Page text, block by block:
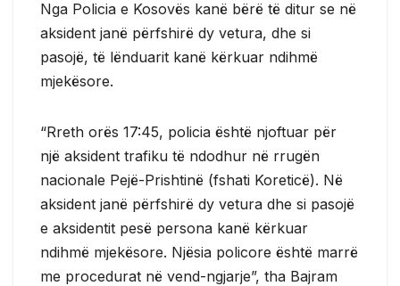
Nga Policia e Kosovës kanë bërë të ditur se në
aksident janë përfshirë dy vetura, dhe si
pasojë, të lënduarit kanë kërkuar ndihmë
mjekësore.
“Rreth orës 17:45, policia është njoftuar për
një aksident trafiku të ndodhur në rrugën
nacionale Pejë-Prishtinë (fshati Koreticë). Në
aksident janë përfshirë dy vetura dhe si pasojë
e aksidentit pesë persona kanë kërkuar
ndihmë mjekësore. Njësia policore është marrë
me procedurat në vend-ngjarje”, tha Bajram